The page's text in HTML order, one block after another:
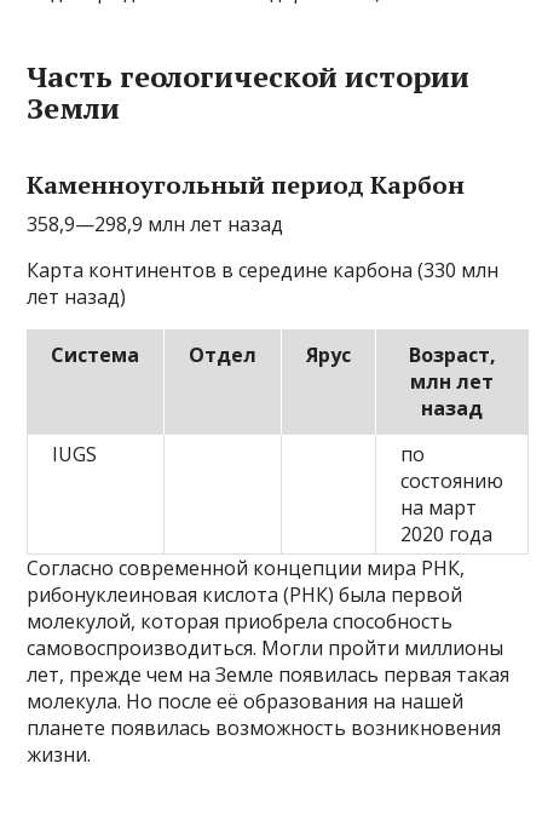
Часть геологической истории
Земли
Каменноугольный период Карбон
358,9—298,9 млн лет назад
Карта континентов в середине карбона (330 млн
лет назад)
Система Отдел Ярус
Возраст,
млн лет
назад
IUGS
по
состоянию
на март
2020 года
Согласно современной концепции мира РНК,
рибонуклеиновая кислота (РНК) была первой
молекулой, которая приобрела способность
самовоспроизводиться. Могли пройти миллионы
лет, прежде чем на Земле появилась первая такая
молекула. Но после её образования на нашей
планете появилась возможность возникновения
жизни.